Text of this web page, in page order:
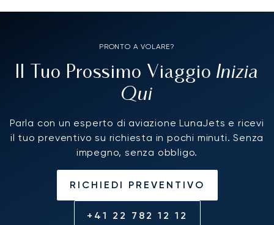
PRONTO A VOLARE?
Il Tuo Prossimo Viaggio Inizia
Qui
Parla con un esperto di aviazione LunaJets e ricevi
il tuo preventivo su richiesta in pochi minuti. Senza
impegno, senza obbligo.
RICHIEDI PREVENTIVO
+41 22 782 12 12